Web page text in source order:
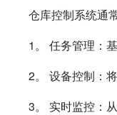
仓库控制系统通
1。任务管理：
2。设备控制：
3。 实时监控：